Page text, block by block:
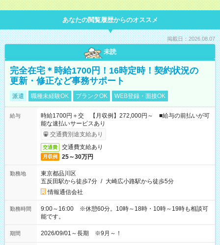
あなたの閲覧履歴からのオススメ
掲載日：2026.08.07
未読
完全在宅＊時給1700円！16時定時！契約状況の
更新・修正など事務サポート
派遣 職種未経験OK ブランクOK WEB登録・面接OK
給与
時給1700円＋交 【月収例】272,000円～ ■給与の前払いが可
能な速払いサービスあり
交通費別途支給あり
交通費 交通費支給あり
月収例 25～30万円
勤務地
東京都品川区
五反田駅から徒歩7分 / 大崎広小路駅から徒歩5分
情報通信会社
勤務時間
9:00～16:00 ※休憩60分。10時～18時・10時～19時も相談可
能です。
期間 2026/09/01～長期 ※9月～！